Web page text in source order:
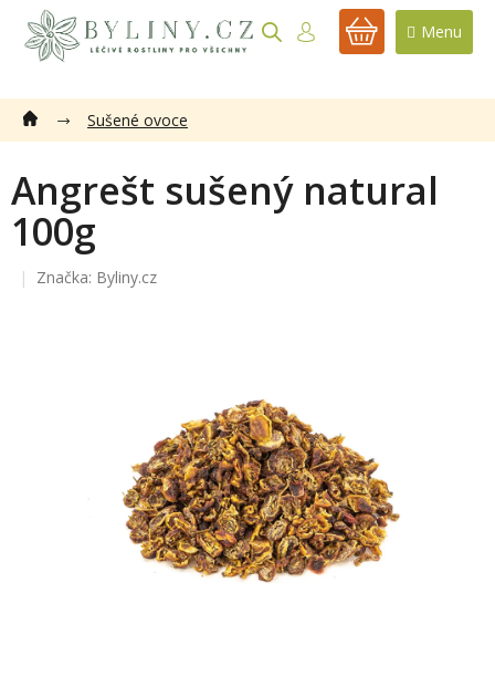
obsah
NÁKUPNÍ
Sušené ovoce
Angrešt sušený natural
100g
Značka: Byliny.cz